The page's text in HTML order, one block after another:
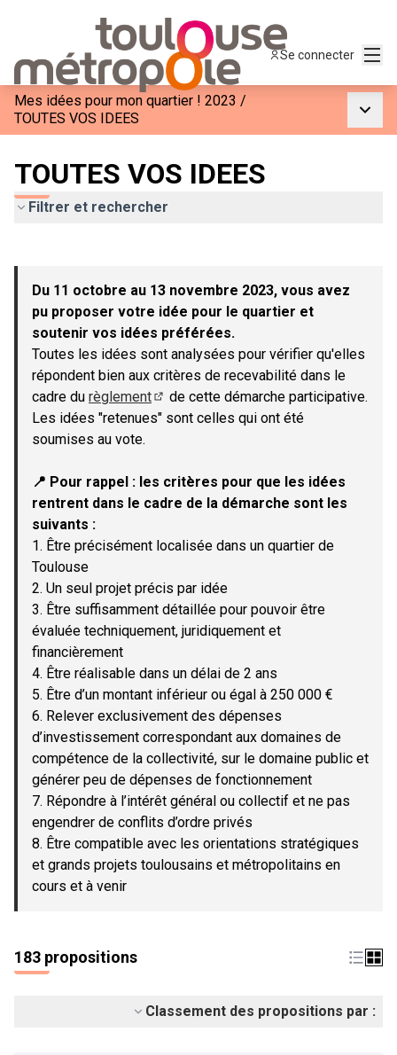
Se connecter
Mes idées pour mon quartier ! 2023 /
TOUTES VOS IDEES
TOUTES VOS IDEES
Filtrer et rechercher
−
Du 11 octobre au 13 novembre 2023, vous avez
pu proposer votre idée pour le quartier et
soutenir vos idées préférées.
Toutes les idées sont analysées pour vérifier qu'elles
répondent bien aux critères de recevabilité dans le
cadre du règlement
(Lien externe)
de cette démarche participative.
Les idées "retenues" sont celles qui ont été
soumises au vote.
📍 Pour rappel : les critères pour que les idées
rentrent dans le cadre de la démarche sont les
suivants :
1. Être précisément localisée dans un quartier de
Toulouse
2. Un seul projet précis par idée
3. Être suffisamment détaillée pour pouvoir être
évaluée techniquement, juridiquement et
financièrement
4. Être réalisable dans un délai de 2 ans
5. Être d’un montant inférieur ou égal à 250 000 €
6. Relever exclusivement des dépenses
d’investissement correspondant aux domaines de
compétence de la collectivité, sur le domaine public et
générer peu de dépenses de fonctionnement
7. Répondre à l’intérêt général ou collectif et ne pas
engendrer de conflits d’ordre privés
8. Être compatible avec les orientations stratégiques
et grands projets toulousains et métropolitains en
cours et à venir
183 propositions
Classement des propositions par :